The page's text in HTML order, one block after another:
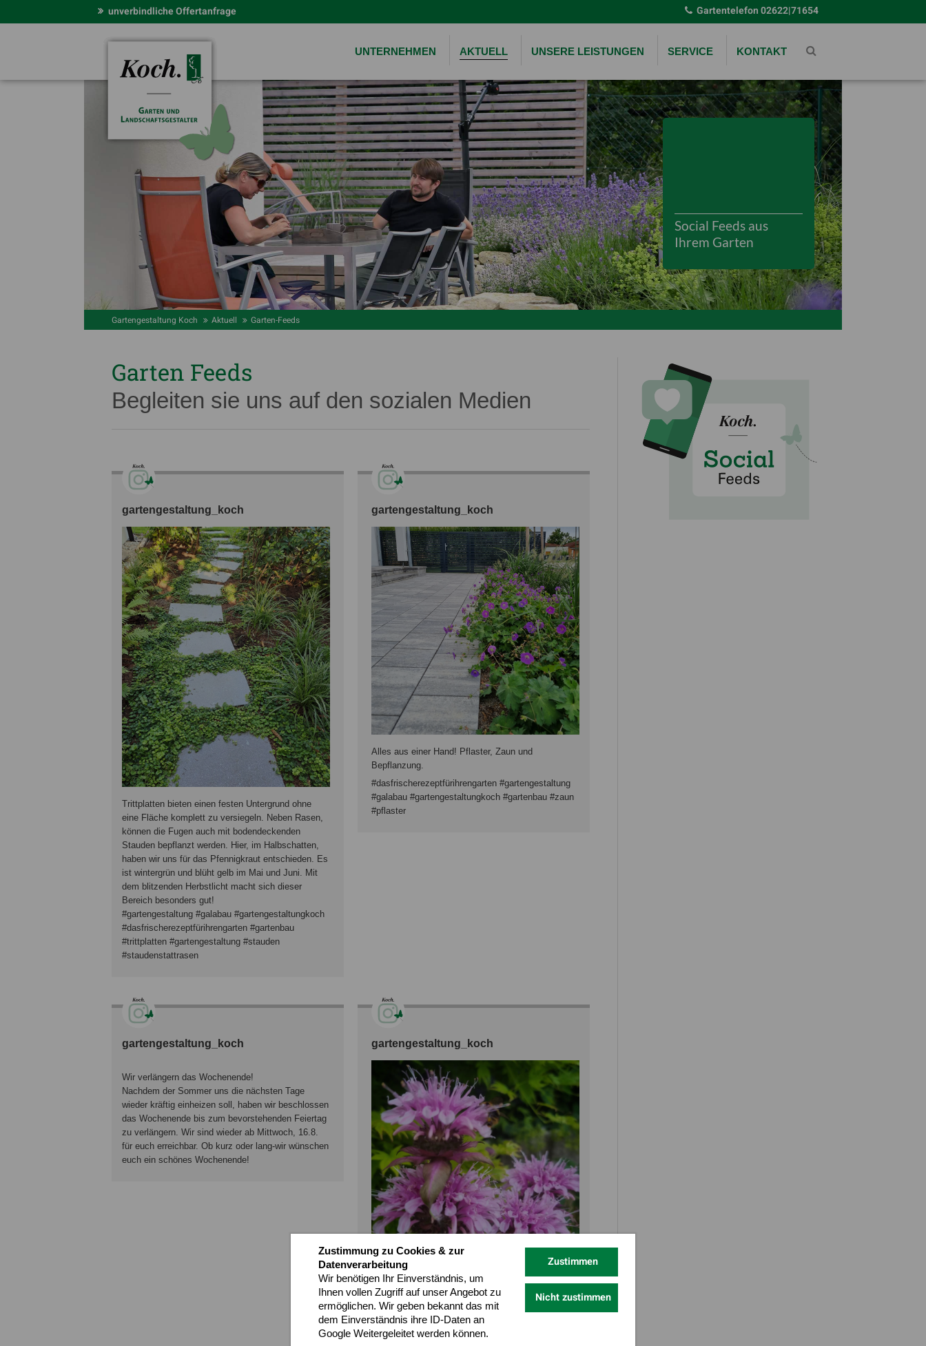
unverbindliche Offertanfrage Gartentelefon02622|71654
UNTERNEHMEN AKTUELL UNSERE LEISTUNGEN SERVICE KONTAKT
Social Feeds aus
Ihrem Garten
Gartengestaltung Koch Aktuell Garten-Feeds
Garten Feeds
Begleiten sie uns auf den sozialen Medien
gartengestaltung_koch
Trittplatten bieten einen festen Untergrund ohne
eine Fläche komplett zu versiegeln. Neben Rasen,
können die Fugen auch mit bodendeckenden
Stauden bepflanzt werden. Hier, im Halbschatten,
haben wir uns für das Pfennigkraut entschieden. Es
ist wintergrün und blüht gelb im Mai und Juni. Mit
dem blitzenden Herbstlicht macht sich dieser
Bereich besonders gut!
#gartengestaltung #galabau #gartengestaltungkoch
#dasfrischerezeptfürihrengarten #gartenbau
#trittplatten #gartengestaltung #stauden
#staudenstattrasen
gartengestaltung_koch
Alles aus einer Hand! Pflaster, Zaun und
Bepflanzung.
#dasfrischerezeptfürihrengarten #gartengestaltung
#galabau #gartengestaltungkoch #gartenbau #zaun
#pflaster
gartengestaltung_koch
Wir verlängern das Wochenende!
Nachdem der Sommer uns die nächsten Tage
wieder kräftig einheizen soll, haben wir beschlossen
das Wochenende bis zum bevorstehenden Feiertag
zu verlängern. Wir sind wieder ab Mittwoch, 16.8.
für euch erreichbar. Ob kurz oder lang-wir wünschen
euch ein schönes Wochenende!
gartengestaltung_koch
Was blüht denn jetzt im Beet? Die Staude des
Jahres 2023-die Indianernessel!
#staude #staudengarten #staudedesjahres2023
#bienenweide #insektenfreundlich #pflanzentipps
#gartengestaltungkoch
Zustimmung zu Cookies & zur
Datenverarbeitung
Wir benötigen Ihr Einverständnis, um
Ihnen vollen Zugriff auf unser Angebot zu
ermöglichen. Wir geben bekannt das mit
dem Einverständnis ihre ID-Daten an
Google Weitergeleitet werden können.
Zustimmen
Nicht zustimmen